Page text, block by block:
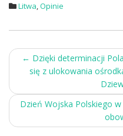
Litwa,Opinie
Post
navigation
← Dzięki determinacji
się z ulokowania
Dzień Wojska Polskiego